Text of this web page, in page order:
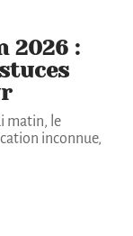
2026 :
matin, le
inconnue,